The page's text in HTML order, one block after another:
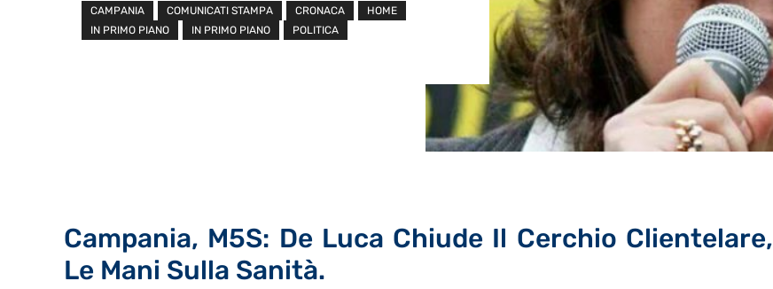
CAMPANIA COMUNICATI STAMPA CRONACA
HOME
IN PRIMO PIANO
IN PRIMO PIANO POLITICA
Campania, M5S: De Luca Chiude Il Cerchio Clientelare,
Le Mani Sulla Sanità.